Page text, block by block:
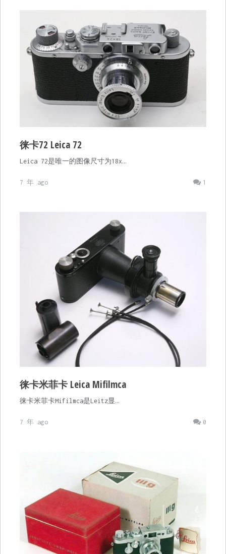
徕卡72 Leica 72
Leica 72是唯一的图像尺寸为18x…
1
7 年 ago
徕卡米菲卡 Leica Mifilmca
徕卡米菲卡Mifilmca是Leitz显…
0
7 年 ago